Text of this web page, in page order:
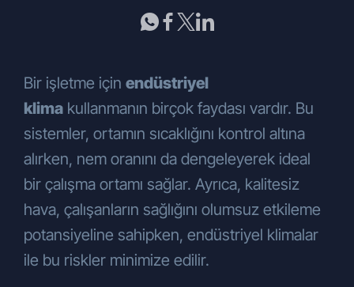
Bir işletme için endüstriyel
klima kullanmanın birçok faydası vardır. Bu
sistemler, ortamın sıcaklığını kontrol altına
alırken, nem oranını da dengeleyerek ideal
bir çalışma ortamı sağlar. Ayrıca, kalitesiz
hava, çalışanların sağlığını olumsuz etkileme
potansiyeline sahipken, endüstriyel klimalar
ile bu riskler minimize edilir.
amaçları kapsamında, işbu metnin (2) ve
(3) numaralı maddelerinde belirtilen
Kişisel verileriniz, Şirketimiz tarafından
verilen hizmet, ürün ya da ticari faaliyete
bağlı olarak değişkenlik gösterebilmekle
birlikte; otomatik ya da otomatik olmayan
yöntemlerle, ofisler, bayiler, internet sitesi,
sosyal medya mecraları ve benzeri
vasıtalarla sözlü, yazılı ya da elektronik
olarak toplanabilecektir. Şirketimizin ürün
ve hizmetlerinden yararlandığınız
müddetçe kişisel verileriniz oluşturularak